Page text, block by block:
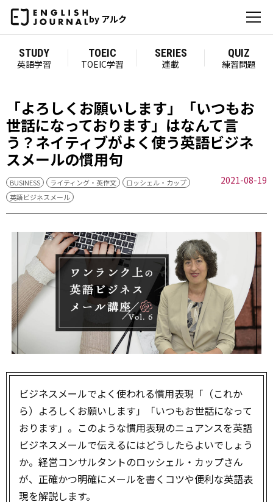
by アルク
STUDY
英語学習
TOEIC
TOEIC学習
SERIES
連載
QUIZ
練習問題
「よろしくお願いします」「いつもお
世話になっております」はなんて言
う？ネイティブがよく使う英語ビジネ
スメールの慣用句
BUSINESS ライティング・英作文
ロッシェル・カップ
英語ビジネスメール
2021-08-19
ビジネスメールでよく使われる慣用表現「（これか
ら）よろしくお願いします」「いつもお世話になって
おります」。このような慣用表現のニュアンスを英語
ビジネスメールで伝えるにはどうしたらよいでしょう
か。経営コンサルタントのロッシェル・カップさん
が、正確かつ明確にメールを書くコツや便利な英語表
現を解説します。